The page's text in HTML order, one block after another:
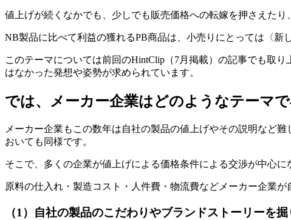
値上げが続くなかでも、少しでも販売価格への転嫁を押さえた
NB製品に比べて利益の獲れるPB商品は、小売りにとっては〈新
このテーマについては前回のHintClip（7月掲載）の記事でも取
はなかった発想や姿勢が求められています。
では、メーカー企業はどのようなテーマ
メーカー企業もこの数年は自社の製品の値上げやその説明など
おいても同様です。
そこで、多くの企業が値上げによる価格条件による交渉が中心
原料の仕入れ・製造コスト・人件費・物流費などメーカー企業
（1）自社の製品のこだわりやブランドストーリーを掘